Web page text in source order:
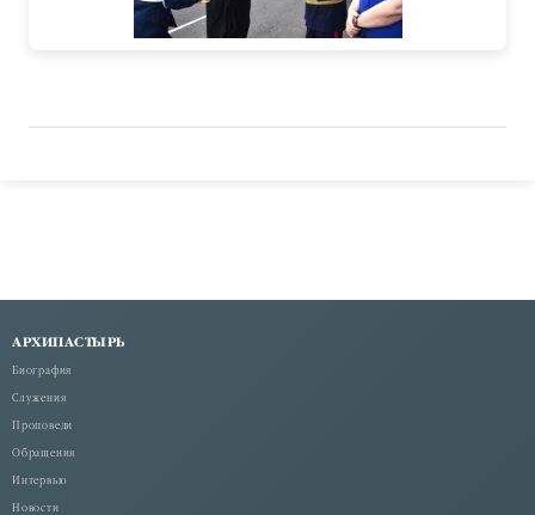
АРХИПАСТЫРЬ
Биография
Служения
Проповеди
Обращения
Интервью
Новости